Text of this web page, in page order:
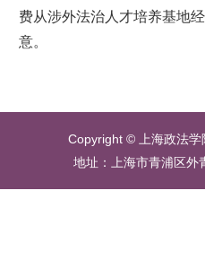
费从涉外法治人才培养基地
意。
Copyright © 上海政法
地址：上海市青浦区外